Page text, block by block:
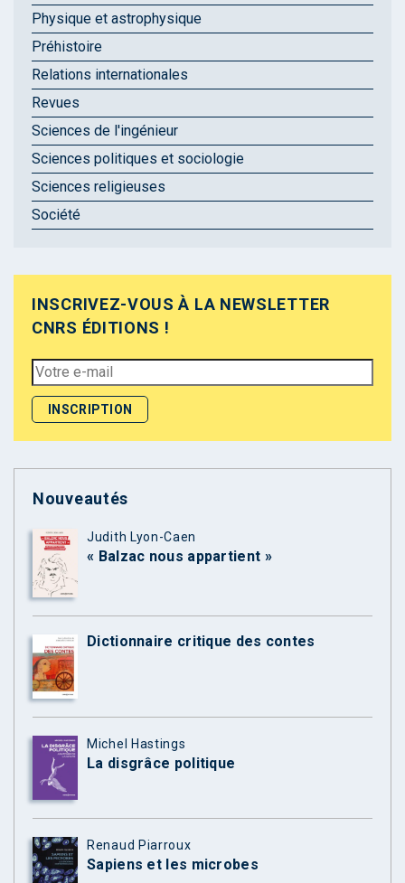
Physique et astrophysique
Préhistoire
Relations internationales
Revues
Sciences de l'ingénieur
Sciences politiques et sociologie
Sciences religieuses
Société
INSCRIVEZ-VOUS À LA NEWSLETTER
CNRS ÉDITIONS !
Nouveautés
Judith Lyon-Caen
« Balzac nous appartient »
Dictionnaire critique des contes
Michel Hastings
La disgrâce politique
Renaud Piarroux
Sapiens et les microbes